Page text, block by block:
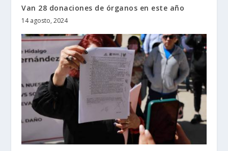
Van 28 donaciones de órganos en este año
14 agosto, 2024